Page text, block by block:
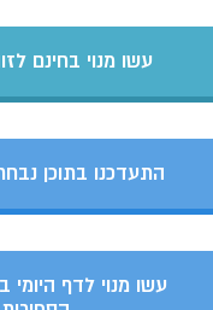
עשו מנוי בחינם
התעדכנו בתוכן
עשו מנוי לדף